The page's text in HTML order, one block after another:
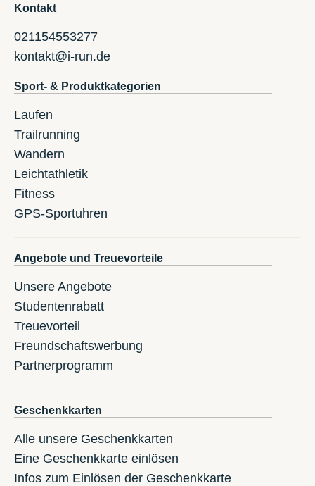
Kontakt
021154553277
kontakt@i-run.de
Sport- & Produktkategorien
Laufen
Trailrunning
Wandern
Leichtathletik
Fitness
GPS-Sportuhren
Angebote und Treuevorteile
Unsere Angebote
Studentenrabatt
Treuevorteil
Freundschaftswerbung
Partnerprogramm
Geschenkkarten
Alle unsere Geschenkkarten
Eine Geschenkkarte einlösen
Infos zum Einlösen der Geschenkkarte